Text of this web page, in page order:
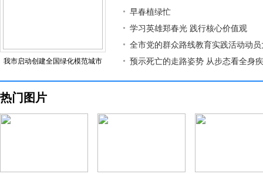
我市启动创建全国绿化模范城市
早春植绿忙
学习英雄郑春光 践行核心价值观
全市党的群众路线教育实践活动动
预示死亡的走路姿势 从步态看全身
热门图片